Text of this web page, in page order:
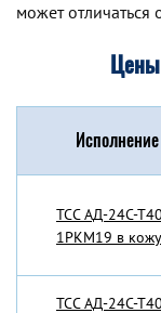
может отличаться
Цены
Исполнение
TCC АД-24С-
1РКМ19 в
TCC АД-24С-